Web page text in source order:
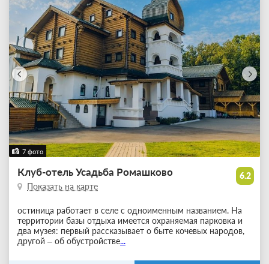
7 фото
6.2
Клуб-отель Усадьба Ромашково
Показать на карте
остиница работает в селе с одноименным названием. На
территории базы отдыха имеется охраняемая парковка и
два музея: первый рассказывает о быте кочевых народов,
другой – об обустройстве...